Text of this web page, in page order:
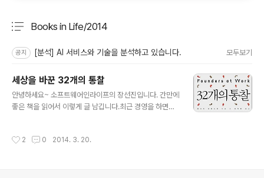
Books in Life/2014
공지 [분석] AI 서비스와 기술을 분석하고 있습니다. 모두보기
세상을 바꾼 32개의 통찰
안녕하세요~ 소프트웨어인라이프의 장선진입니다. 간만에
좋은 책을 읽어서 이렇게 글 남깁니다.최근 경영을 하면서
오는 가치와 이를 실현하기 위한 바른 방향을 잡아줄 등대
2 0 2014. 3. 20.